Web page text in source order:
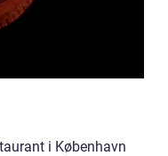
i København